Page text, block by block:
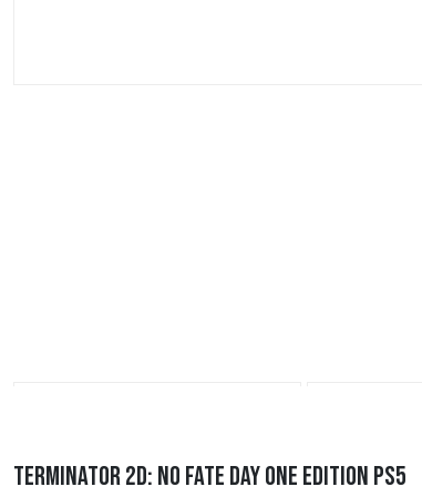
Terminator 2D: No Fate Day One Edition PS5